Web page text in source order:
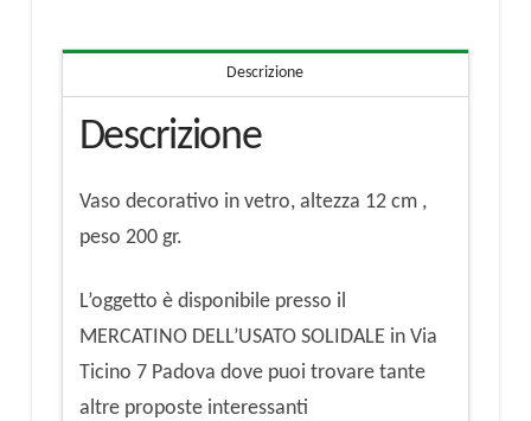
speciale.
Descrizione
Descrizione
Vaso decorativo in vetro, altezza 12 cm ,
peso 200 gr.
L’oggetto è disponibile presso il
MERCATINO DELL’USATO SOLIDALE in Via
Ticino 7 Padova dove puoi trovare tante
altre proposte interessanti